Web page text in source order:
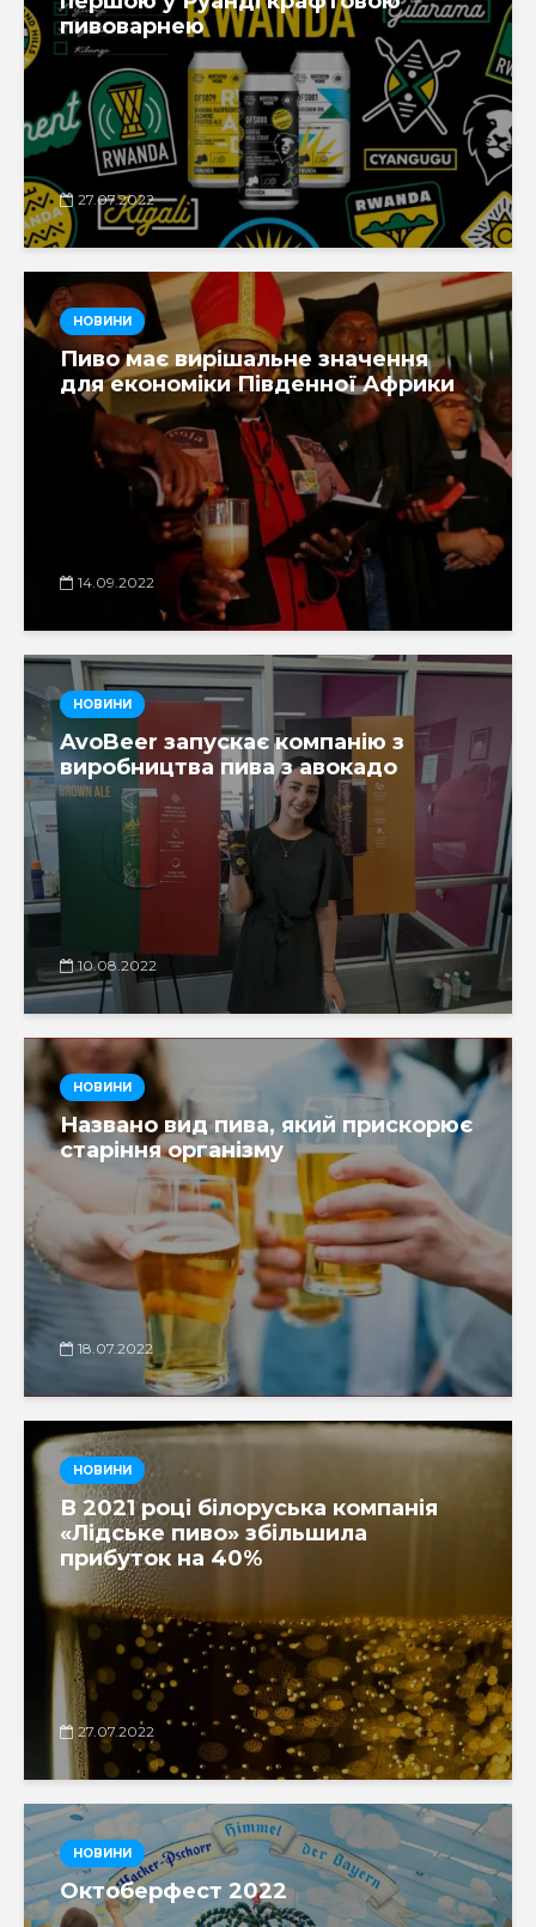
пивоварнею
27.07.2022
НОВИНИ
Пиво має вирішальне значення
для економіки Південної Африки
14.09.2022
НОВИНИ
AvoBeer запускає компанію з
виробництва пива з авокадо
10.08.2022
НОВИНИ
Названо вид пива, який прискорює
старіння організму
18.07.2022
НОВИНИ
В 2021 році білоруська компанія
«Лідське пиво» збільшила
прибуток на 40%
27.07.2022
НОВИНИ
Октоберфест 2022